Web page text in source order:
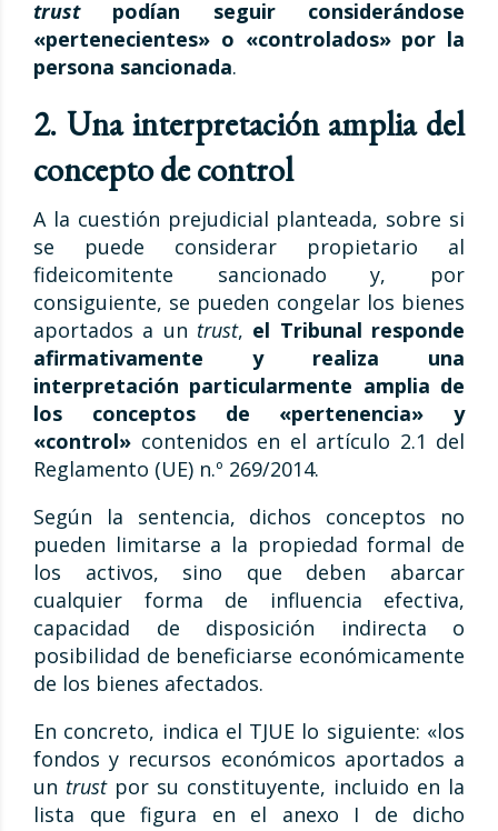
trustpodían seguir considerándose
«pertenecientes» o «controlados» por la
persona sancionada.
2. Una interpretación amplia del
concepto de control
A la cuestión prejudicial planteada, sobre si
se puede considerar propietario al
fideicomitente sancionado y, por
consiguiente, se pueden congelar los bienes
aportados a un trust, el Tribunal responde
afirmativamente
y realiza una
interpretación particularmente amplia de
los conceptos de «pertenencia» y
«control» contenidos en el artículo 2.1 del
Reglamento (UE) n.º 269/2014.
Según la sentencia, dichos conceptos no
pueden limitarse a la propiedad formal de
los activos, sino que deben abarcar
cualquier forma de influencia efectiva,
capacidad de disposición indirecta o
posibilidad de beneficiarse económicamente
de los bienes afectados.
En concreto, indica el TJUE lo siguiente: «los
fondos y recursos económicos aportados a
un trustpor su constituyente, incluido en la
lista que figura en el anexo I de dicho